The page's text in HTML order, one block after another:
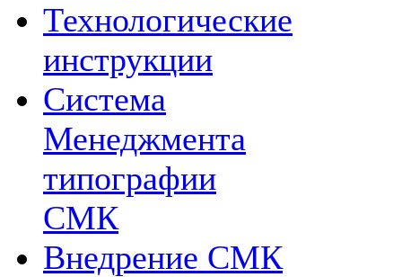
Технологические
инструкции
Система
Менеджмента
типографии
СМК
Внедрение СМК